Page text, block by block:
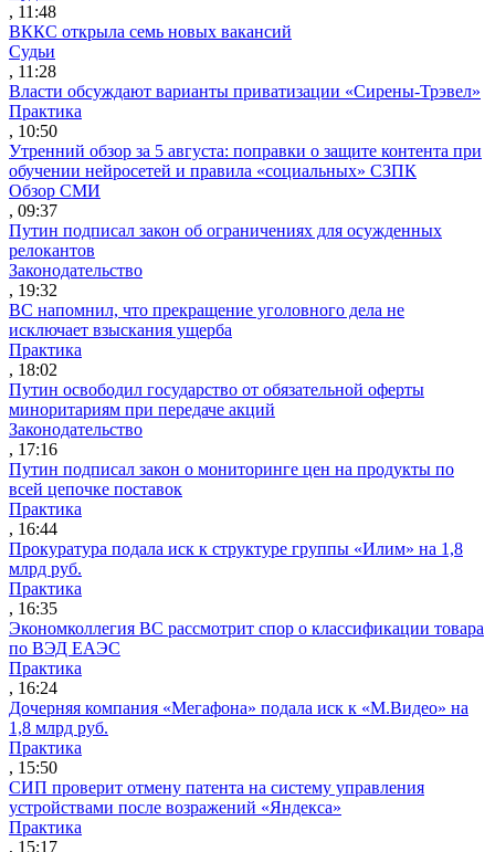
, 11:48
ВККС открыла семь новых вакансий
Судьи
, 11:28
Власти обсуждают варианты приватизации «Сирены-Трэвел»
Практика
, 10:50
Утренний обзор за 5 августа: поправки о защите контента при
обучении нейросетей и правила «социальных» СЗПК
Обзор СМИ
, 09:37
Путин подписал закон об ограничениях для осужденных
релокантов
Законодательство
, 19:32
ВС напомнил, что прекращение уголовного дела не
исключает взыскания ущерба
Практика
, 18:02
Путин освободил государство от обязательной оферты
миноритариям при передаче акций
Законодательство
, 17:16
Путин подписал закон о мониторинге цен на продукты по
всей цепочке поставок
Практика
, 16:44
Прокуратура подала иск к структуре группы «Илим» на 1,8
млрд руб.
Практика
, 16:35
Экономколлегия ВС рассмотрит спор о классификации товара
по ВЭД ЕАЭС
Практика
, 16:24
Дочерняя компания «Мегафона» подала иск к «М.Видео» на
1,8 млрд руб.
Практика
, 15:50
СИП проверит отмену патента на систему управления
устройствами после возражений «Яндекса»
Практика
, 15:17